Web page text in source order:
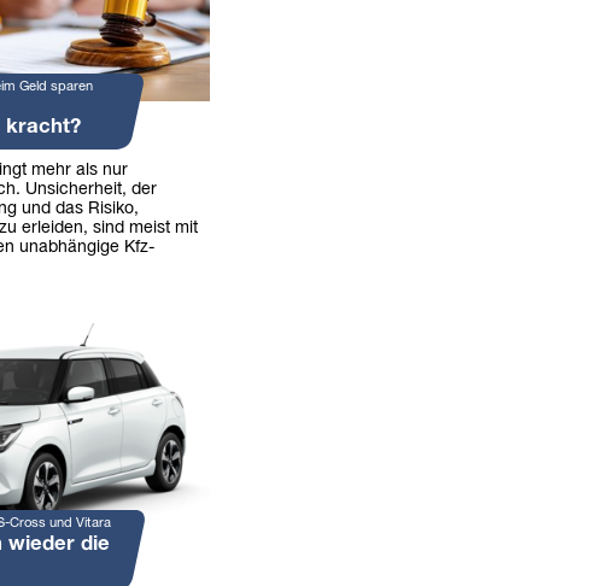
Geld sparen
kracht?
mehr als nur
Unsicherheit, der
und das Risiko,
erleiden, sind meist mit
unabhängige Kfz-
Cross und Vitara
wieder die